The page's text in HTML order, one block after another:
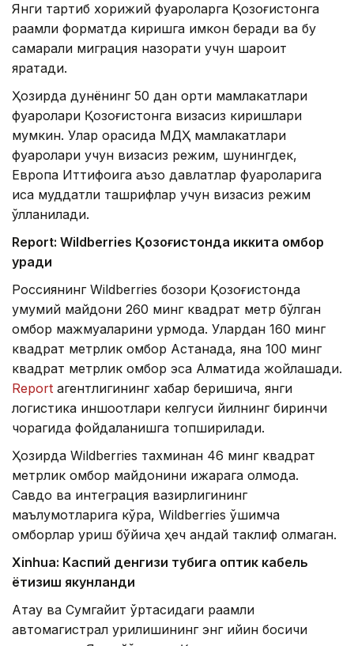
Янги тартиб хорижий фуқароларга Қозоғистонга
рақамли форматда киришга имкон беради ва бу
самарали миграция назорати учун шароит
яратади.
Ҳозирда дунёнинг 50 дан ортиқ мамлакатлари
фуқаролари Қозоғистонга визасиз киришлари
мумкин. Улар орасида МДҲ мамлакатлари
фуқаролари учун визасиз режим, шунингдек,
Европа Иттифоқига аъзо давлатлар фуқароларига
қисқа муддатли ташрифлар учун визасиз режим
қўлланилади.
Report: Wildberries Қозоғистонда иккита омбор
қуради
Россиянинг Wildberries бозори Қозоғистонда
умумий майдони 260 минг квадрат метр бўлган
омбор мажмуаларини қурмоқда. Улардан 160 минг
квадрат метрлик омбор Астанада, яна 100 минг
квадрат метрлик омбор эса Алматида жойлашади.
Report агентлигининг хабар беришича, янги
логистика иншоотлари келгуси йилнинг биринчи
чорагида фойдаланишга топширилади.
Ҳозирда Wildberries тахминан 46 минг квадрат
метрлик омбор майдонини ижарага олмоқда.
Савдо ва интеграция вазирлигининг
маълумотларига кўра, Wildberries қўшимча
омборлар қуриш бўйича ҳеч қандай таклиф олмаган.
Xinhuа: Каспий денгизи тубига оптик кабель
ётқизиш якунланди
Ақтау ва Сумгайит ўртасидаги рақамли
автомагистрал қурилишининг энг қийин босқичи